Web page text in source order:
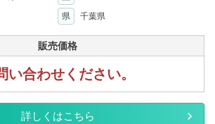
県 千葉県
販売価格
い合わせください。
詳しくはこちら